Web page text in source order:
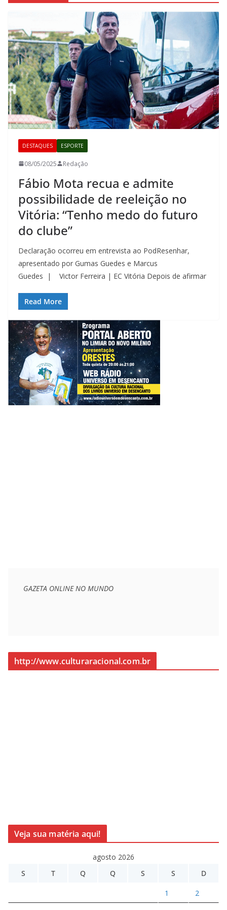
DESTAQUES ESPORTE
08/05/2025 Redação
Fábio Mota recua e admite
possibilidade de reeleição no
Vitória: “Tenho medo do futuro
do clube”
Declaração ocorreu em entrevista ao PodResenhar,
apresentado por Gumas Guedes e Marcus
Guedes | Victor Ferreira | EC Vitória Depois de afirmar
Read More
GAZETA ONLINE NO MUNDO
http://www.culturaracional.com.br
Veja sua matéria aqui!
agosto 2026
S
T Q Q S S D
1 2